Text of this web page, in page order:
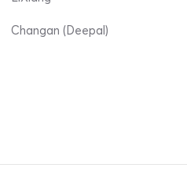
Changan (Deepal)